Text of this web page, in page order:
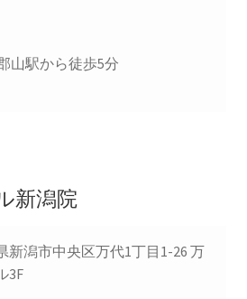
山駅から徒歩5分
新潟院
新潟市中央区万代1丁目1-26 万
3F